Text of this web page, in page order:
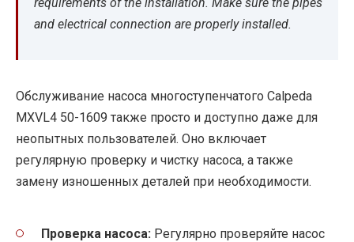
and electrical connection are properly installed.
Обслуживание насоса многоступенчатого Calpeda
MXVL4 50-1609 также просто и доступно даже для
неопытных пользователей. Оно включает
регулярную проверку и чистку насоса, а также
замену изношенных деталей при необходимости.
Проверка насоса: Регулярно проверяйте насос